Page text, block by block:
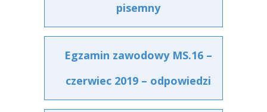
pisemny
Egzamin zawodowy MS.16 –
czerwiec 2019 – odpowiedzi